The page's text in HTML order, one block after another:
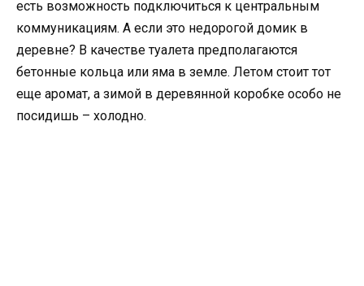
есть возможность подключиться к центральным
коммуникациям. А если это недорогой домик в
деревне? В качестве туалета предполагаются
бетонные кольца или яма в земле. Летом стоит тот
еще аромат, а зимой в деревянной коробке особо не
посидишь – холодно.